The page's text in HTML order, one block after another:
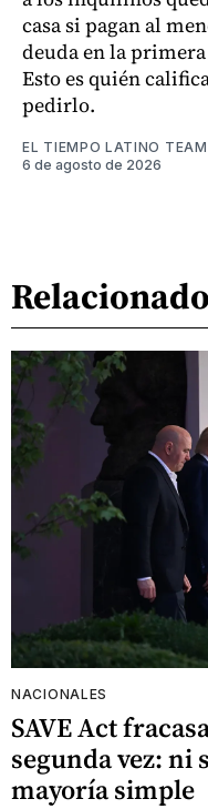
casa si pagan al
deuda en la
Esto es quién
pedirlo.
EL TIEMPO LATINO TEAM
6 de agosto de 2026
Relacionado
NACIONALES
SAVE Act
segunda vez: ni
mayoría simple